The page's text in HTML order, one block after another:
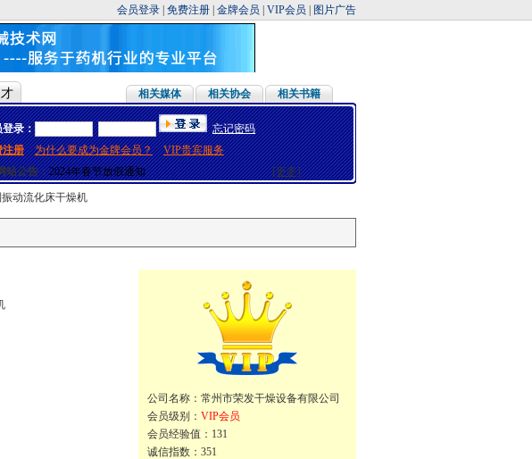
会员登录 免费注册 金牌会员 VIP会员 图片广告
相关媒体 相关协会 相关书籍
登录：
忘记密码
注册
为什么要成为金牌会员？
VIP贵宾服务
站公告：
2024年端午节放假通知
2024年劳动节放假通知
2024年春节放假通知
2024年元旦放假通知
2023年劳动节放假通知
2024年春节放假通知
[更多]
动流化床干燥机
公司名称： 常州市荣发干燥设备有限公司
会员级别： VIP会员
会员经验值：131
诚信指数：351